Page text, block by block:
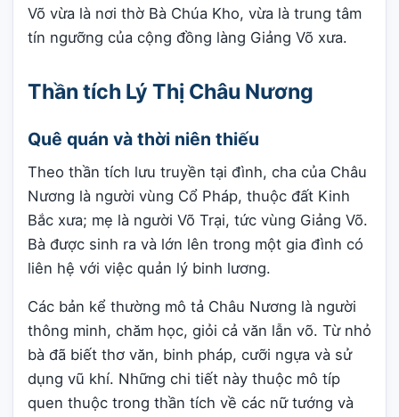
Võ vừa là nơi thờ Bà Chúa Kho, vừa là trung tâm
tín ngưỡng của cộng đồng làng Giảng Võ xưa.
Thần tích Lý Thị Châu Nương
Quê quán và thời niên thiếu
Theo thần tích lưu truyền tại đình, cha của Châu
Nương là người vùng Cổ Pháp, thuộc đất Kinh
Bắc xưa; mẹ là người Võ Trại, tức vùng Giảng Võ.
Bà được sinh ra và lớn lên trong một gia đình có
liên hệ với việc quản lý binh lương.
Các bản kể thường mô tả Châu Nương là người
thông minh, chăm học, giỏi cả văn lẫn võ. Từ nhỏ
bà đã biết thơ văn, binh pháp, cưỡi ngựa và sử
dụng vũ khí. Những chi tiết này thuộc mô típ
quen thuộc trong thần tích về các nữ tướng và